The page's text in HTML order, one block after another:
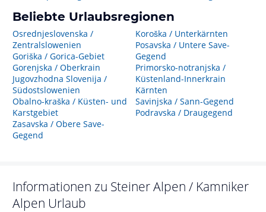
Beliebte Urlaubsregionen
Osrednjeslovenska /
Zentralslowenien
Goriška / Gorica-Gebiet
Gorenjska / Oberkrain
Jugovzhodna Slovenija /
Südostslowenien
Obalno-kraška / Küsten- und
Karstgebiet
Zasavska / Obere Save-
Gegend
Koroška / Unterkärnten
Posavska / Untere Save-
Gegend
Primorsko-notranjska /
Küstenland-Innerkrain
Kärnten
Savinjska / Sann-Gegend
Podravska / Draugegend
Informationen zu Steiner Alpen / Kamniker
Alpen Urlaub